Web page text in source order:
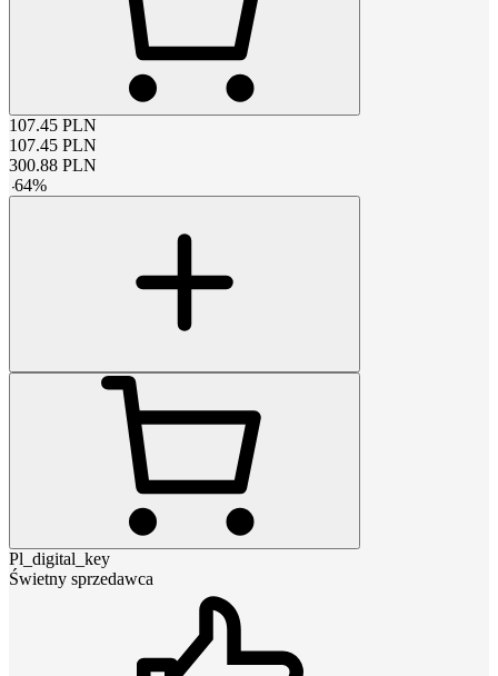
107.45 PLN
107.45 PLN
300.88 PLN
-64%
Pl_digital_key
Świetny sprzedawca